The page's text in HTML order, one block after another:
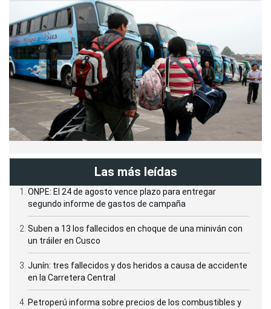
Las más leídas
ONPE: El 24 de agosto vence plazo para entregar
segundo informe de gastos de campaña
Suben a 13 los fallecidos en choque de una miniván con
un tráiler en Cusco
Junín: tres fallecidos y dos heridos a causa de accidente
en la Carretera Central
Petroperú informa sobre precios de los combustibles y